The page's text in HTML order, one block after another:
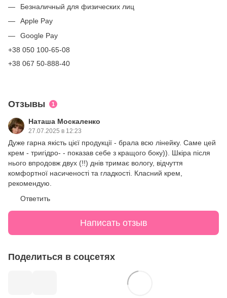
Безналичный для физических лиц
Apple Pay
Google Pay
+38 050 100-65-08
+38 067 50-888-40
Отзывы 1
Наташа Москаленко
27.07.2025 в 12:23
Дуже гарна якість цієї продукції - брала всю лінейку. Саме цей
крем - тригідро- - показав себе з кращого боку)). Шкіра після
нього впродовж двух (!!) днів тримає вологу, відчуття
комфортної насиченості та гладкості. Класний крем,
рекомендую.
Ответить
Написать отзыв
Поделиться в соцсетях